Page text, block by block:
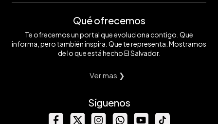
Qué ofrecemos
Te ofrecemos un portal que evoluciona contigo. Que
informa, pero también inspira. Que te representa. Mostramos
de lo que está hecho El Salvador.
Ver mas ❯
Síguenos